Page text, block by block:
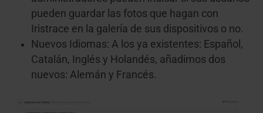
pueden guardar las fotos que hagan con
Iristrace en la galería de sus dispositivos o no.
Nuevos Idiomas: A los ya existentes: Español,
Catalán, Inglés y Holandés, añadimos dos
nuevos: Alemán y Francés.